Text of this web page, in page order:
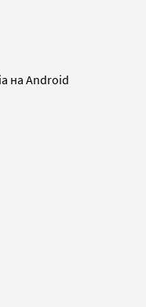
на Android